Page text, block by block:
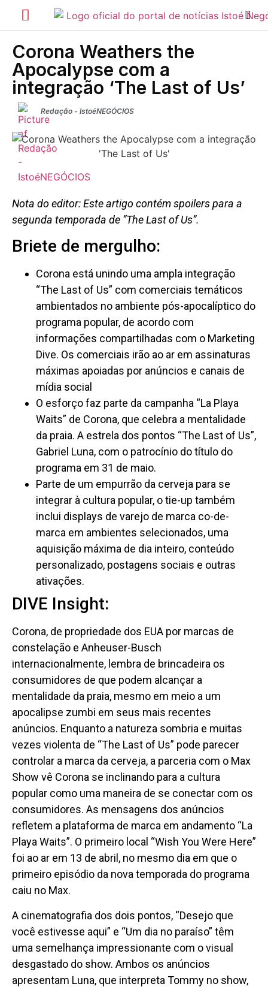
Corona Weathers the
Apocalypse com a
integração ‘The Last of Us’
Redação - IstoéNEGÓCIOS
Nota do editor: Este artigo contém spoilers para a
segunda temporada de “The Last of Us”.
Briete de mergulho:
Corona está unindo uma ampla integração
“The Last of Us” com comerciais temáticos
ambientados no ambiente pós-apocalíptico do
programa popular, de acordo com
informações compartilhadas com o Marketing
Dive. Os comerciais irão ao ar em assinaturas
máximas apoiadas por anúncios e canais de
mídia social
O esforço faz parte da campanha “La Playa
Waits” de Corona, que celebra a mentalidade
da praia. A estrela dos pontos “The Last of Us”,
Gabriel Luna, com o patrocínio do título do
programa em 31 de maio.
Parte de um empurrão da cerveja para se
integrar à cultura popular, o tie-up também
inclui displays de varejo de marca co-de-
marca em ambientes selecionados, uma
aquisição máxima de dia inteiro, conteúdo
personalizado, postagens sociais e outras
ativações.
DIVE Insight:
Corona, de propriedade dos EUA por marcas de
constelação e Anheuser-Busch
internacionalmente, lembra de brincadeira os
consumidores de que podem alcançar a
mentalidade da praia, mesmo em meio a um
apocalipse zumbi em seus mais recentes
anúncios. Enquanto a natureza sombria e muitas
vezes violenta de “The Last of Us” pode parecer
controlar a marca da cerveja, a parceria com o Max
Show vê Corona se inclinando para a cultura
popular como uma maneira de se conectar com os
consumidores. As mensagens dos anúncios
refletem a plataforma de marca em andamento “La
Playa Waits”. O primeiro local “Wish You Were Here”
foi ao ar em 13 de abril, no mesmo dia em que o
primeiro episódio da nova temporada do programa
caiu no Max.
A cinematografia dos dois pontos, “Desejo que
você estivesse aqui” e “Um dia no paraíso” têm
uma semelhança impressionante com o visual
desgastado do show. Ambos os anúncios
apresentam Luna, que interpreta Tommy no show,